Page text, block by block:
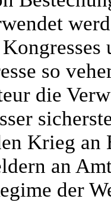
so
die
Krieg
an
der